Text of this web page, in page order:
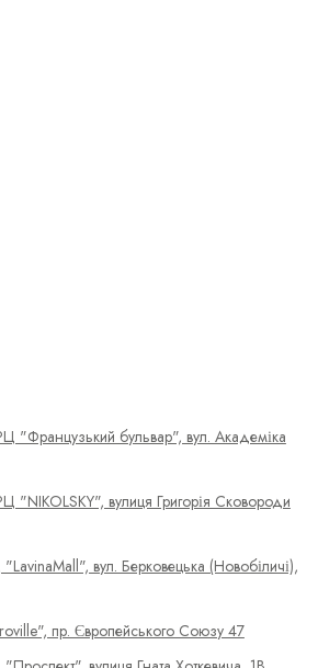
"Французький бульвар", вул. Академіка
"NIKOLSKY", вулиця Григорія Сковороди
вул. Берковецька (Новобіличі),
пр. Європейського Союзу 47